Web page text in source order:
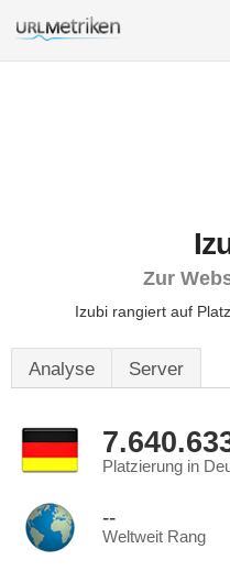
Zur
Izubi rangiert auf
Analyse Server
Platzierung in
--
Weltweit Rang